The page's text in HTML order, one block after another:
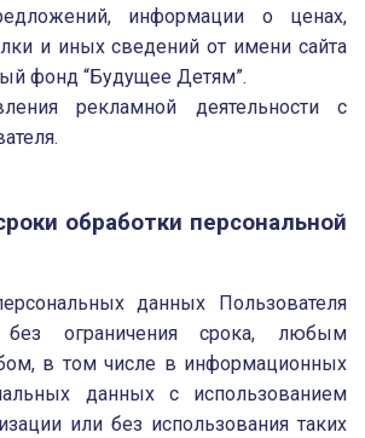
информации о ценах,
и иных сведений от имени сайта
фонд “Будущее Детям”.
рекламной деятельности с
обработки персональной
данных Пользователя
без ограничения срока, любым
в том числе в информационных
данных с использованием
или без использования таких